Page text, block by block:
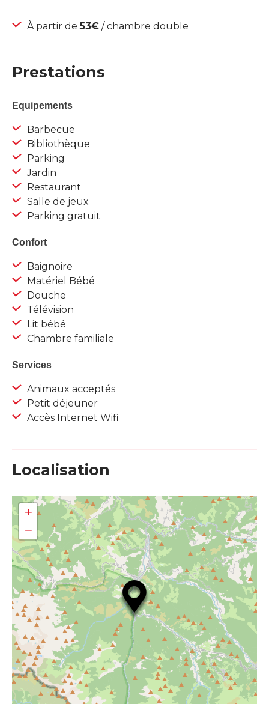
À partir de53€ / chambre double
Prestations
Equipements
Barbecue
Bibliothèque
Parking
Jardin
Restaurant
Salle de jeux
Parking gratuit
Confort
Baignoire
Matériel Bébé
Douche
Télévision
Lit bébé
Chambre familiale
Services
Animaux acceptés
Petit déjeuner
Accès Internet Wifi
Localisation
+
−